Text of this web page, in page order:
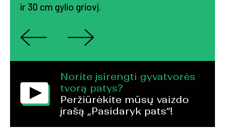
ir 30 cm gylio griovį.
Norite įsirengti gyvatvorės
tvorą patys?
Peržiūrėkite mūsų vaizdo
įrašą „Pasidaryk pats“!